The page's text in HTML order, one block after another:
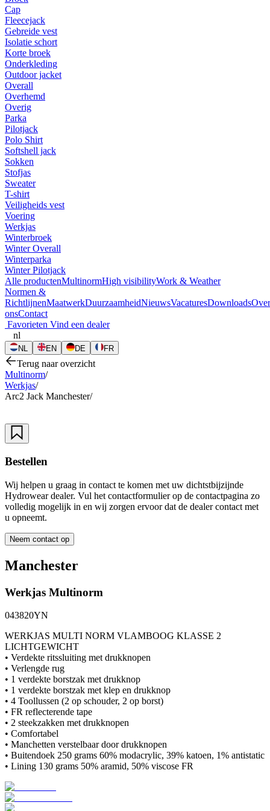
Cap
Fleecejack
Gebreide vest
Isolatie schort
Korte broek
Onderkleding
Outdoor jacket
Overall
Overhemd
Overig
Parka
Pilotjack
Polo Shirt
Softshell jack
Sokken
Stofjas
Sweater
T-shirt
Veiligheids vest
Voering
Werkjas
Winterbroek
Winter Overall
Winterparka
Winter Pilotjack
Alle productenMultinormHigh visibilityWork & Weather
Normen &
RichtlijnenMaatwerkDuurzaamheidNieuwsVacaturesDownloadsOver
onsContact
Favorieten Vind een dealer
nl
NL EN DE FR
Terug naar overzicht
Multinorm/
Werkjas/
Arc2 Jack Manchester/
Bestellen
Wij helpen u graag in contact te komen met uw dichtstbijzijnde
Hydrowear dealer. Vul het contactformulier op de contactpagina zo
volledig mogelijk in en wij zorgen ervoor dat de dealer contact met
u opneemt.
Neem contact op
Manchester
Werkjas Multinorm
043820YN
WERKJAS MULTI NORM VLAMBOOG KLASSE 2
LICHTGEWICHT
• Verdekte ritssluiting met drukknopen
• Verlengde rug
• 1 verdekte borstzak met drukknop
• 1 verdekte borstzak met klep en drukknop
• 4 Toollussen (2 op schouder, 2 op borst)
• FR reflecterende tape
• 2 steekzakken met drukknopen
• Comfortabel
• Manchetten verstelbaar door drukknopen
• Buitendoek 250 grams 60% modacrylic, 39% katoen, 1% antistatic
• Lining 130 grams 50% aramid, 50% viscose FR